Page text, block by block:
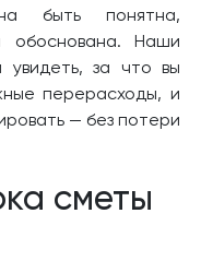
быть понятна,
обоснована. Наши
увидеть, за что вы
перерасходы, и
— без потери
сметы